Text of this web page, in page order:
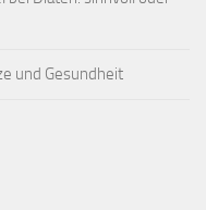
und Gesundheit